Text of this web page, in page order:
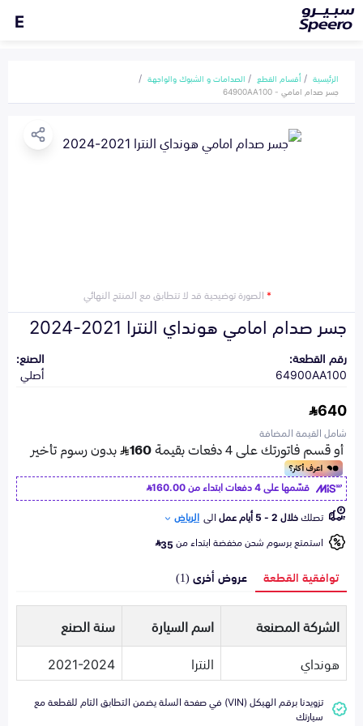
E
الرئيسية أقسام القطع
الصدامات و الشبوك والواجهة
جسر صدام امامي - 64900AA100
*الصورة توضيحية قد لا تتطابق مع المنتج النهائي
جسر صدام امامي هونداي النترا 2021-2024
رقم القطعة:
64900AA100
الصنع:
أصلي
640
شامل القيمة المضافة
قسّمها على 4 دفعات ابتداء من
160.00
تصلكخلال 2 - 5 أيام عمل الى الرياض
استمتع برسوم شحن مخفضة ابتداء من35
توافقية القطعة عروض أخرى (1)
الشركة المصنعة اسم السيارة
سنة الصنع
هونداي
النترا 2021-2024
تزويدنا برقم الهيكل (VIN) في صفحة السلة يضمن التطابق التام للقطعة مع
سيارتك